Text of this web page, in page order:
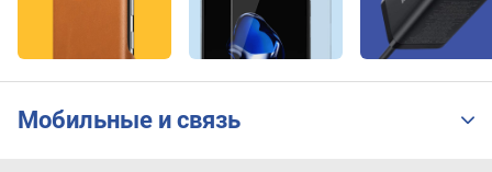
зум
или
на
i
)
ч
Мобильные и связь